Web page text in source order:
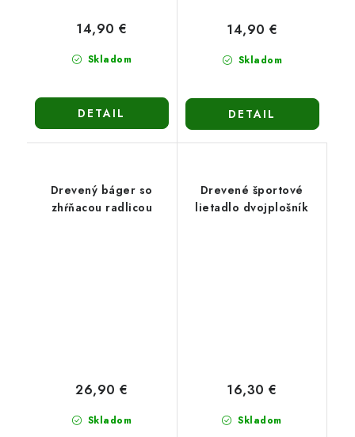
Skladom
14,90 €
DETAIL
Skladom
14,90 €
DETAIL
Drevený báger so
zhŕňacou radlicou
Skladom
26,90 €
Drevené športové
lietadlo dvojplošník
Skladom
16,30 €